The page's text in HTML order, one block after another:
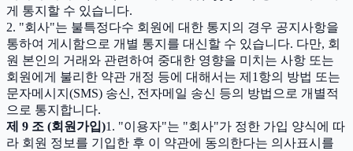
게 통지할 수 있습니다.
2. "회사"는 불특정다수 회원에 대한 통지의 경우 공지사항을
통하여 게시함으로 개별 통지를 대신할 수 있습니다. 다만, 회
원 본인의 거래와 관련하여 중대한 영향을 미치는 사항 또는
회원에게 불리한 약관 개정 등에 대해서는 제1항의 방법 또는
문자메시지(SMS) 송신, 전자메일 송신 등의 방법으로 개별적
으로 통지합니다.
제 9 조 (회원가입)1. "이용자"는 "회사"가 정한 가입 양식에 따
라 회원 정보를 기입한 후 이 약관에 동의한다는 의사표시를